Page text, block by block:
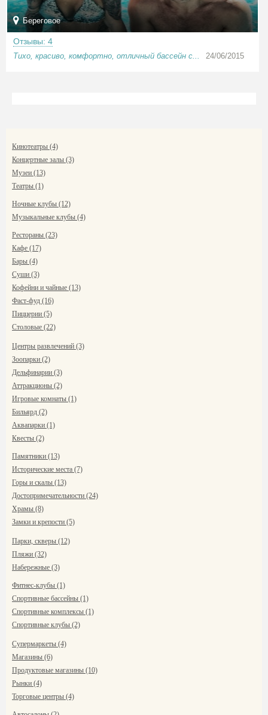
Береговое
Отзывы: 4
Тихо, красиво, комфортно, отличный бассейн с... 24/06/2015
Кинотеатры (4)
Концертные залы (3)
Музеи (13)
Театры (1)
Ночные клубы (12)
Музыкальные клубы (4)
Рестораны (23)
Кафе (17)
Бары (4)
Суши (3)
Кофейни и чайные (13)
Фаст-фуд (16)
Пиццерии (5)
Столовые (22)
Центры развлечений (3)
Зоопарки (2)
Дельфинарии (3)
Аттракционы (2)
Игровые комнаты (1)
Бильярд (2)
Аквапарки (1)
Квесты (2)
Памятники (13)
Исторические места (7)
Горы и скалы (13)
Достопримечательности (24)
Храмы (8)
Замки и крепости (5)
Парки, скверы (12)
Пляжи (32)
Набережные (3)
Фитнес-клубы (1)
Спортивные бассейны (1)
Спортивные комплексы (1)
Спортивные клубы (2)
Супермаркеты (4)
Магазины (6)
Продуктовые магазины (10)
Рынки (4)
Торговые центры (4)